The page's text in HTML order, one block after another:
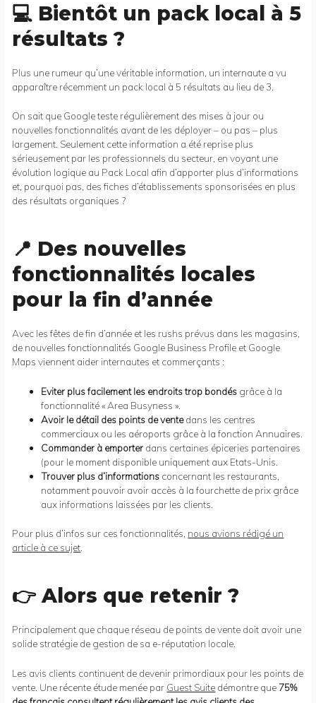
💻 Bientôt un pack local à 5
résultats ?
Plus une rumeur qu’une véritable information, un internaute a vu
apparaître récemment un pack local à 5 résultats au lieu de 3.
On sait que Google teste régulièrement des mises à jour ou
nouvelles fonctionnalités avant de les déployer – ou pas – plus
largement. Seulement cette information a été reprise plus
sérieusement par les professionnels du secteur, en voyant une
évolution logique au Pack Local afin d’apporter plus d’informations
et, pourquoi pas, des fiches d’établissements sponsorisées en plus
des résultats organiques ?
📍 Des nouvelles
fonctionnalités locales
pour la fin d’année
Avec les fêtes de fin d’année et les rushs prévus dans les magasins,
de nouvelles fonctionnalités Google Business Profile et Google
Maps viennent aider internautes et commerçants :
Eviter plus facilement les endroits trop bondés grâce à la
fonctionnalité « Area Busyness ».
Avoir le détail des points de ventedans les centres
commerciaux ou les aéroports grâce à la fonction Annuaires.
Commander à emporter dans certaines épiceries partenaires
(pour le moment disponible uniquement aux Etats-Unis.
Trouver plus d’informations concernant les restaurants,
notamment pouvoir avoir accès à la fourchette de prix grâce
aux informations laissées par les clients.
Pour plus d’infos sur ces fonctionnalités, nous avions rédigé un
article à ce sujet
👉 Alors que retenir ?
Principalement que chaque réseau de points de vente doit avoir une
solide stratégie de gestion de sa e-réputation locale.
Les avis clients continuent de devenir primordiaux pour les points de
vente. Une récente étude menée par Guest Suite démontre que 75%